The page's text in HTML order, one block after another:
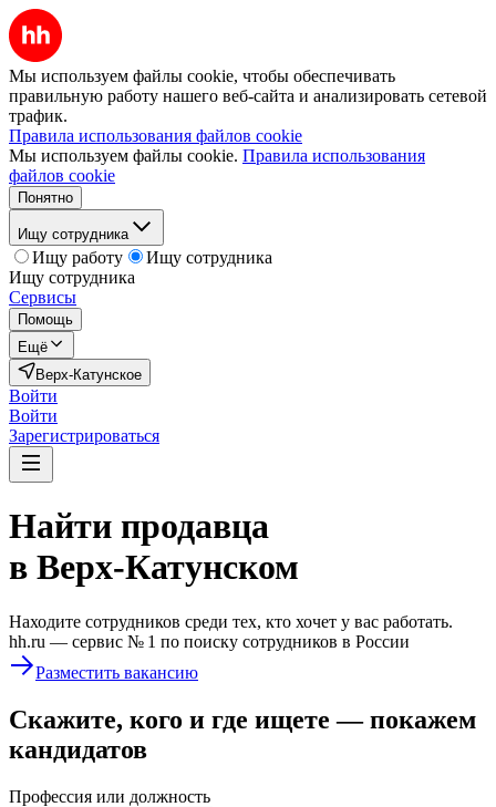
Мы используем файлы cookie, чтобы обеспечивать
правильную работу нашего веб-сайта и анализировать сетевой
трафик.
Правила использования файлов cookie
Мы используем файлы cookie. Правила использования
файлов cookie
Понятно
Ищу сотрудника
Ищу работу
Ищу сотрудника
Ищу сотрудника
Сервисы
Помощь
Ещё
Верх-Катунское
Войти
Войти
Зарегистрироваться
Найти продавца
в Верх-Катунском
Находите сотрудников среди тех, кто хочет у вас работать.
hh.ru — сервис № 1 по поиску сотрудников в России
Разместить вакансию
Скажите, кого и где ищете — покажем
кандидатов
Профессия или должность